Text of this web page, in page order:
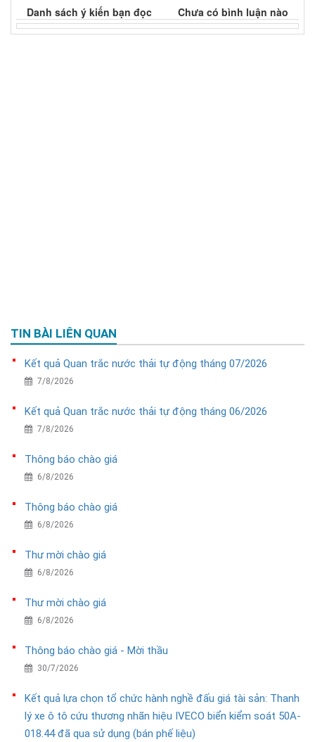
TIN BÀI LIÊN QUAN
Kết quả Quan trắc nước thải tự động tháng 07/2026
7/8/2026
Kết quả Quan trắc nước thải tự động tháng 06/2026
7/8/2026
Thông báo chào giá
6/8/2026
Thông báo chào giá
6/8/2026
Thư mời chào giá
6/8/2026
Thư mời chào giá
6/8/2026
Thông báo chào giá - Mời thầu
30/7/2026
Kết quả lựa chọn tổ chức hành nghề đấu giá tài sản: Thanh
lý xe ô tô cứu thương nhãn hiệu IVECO biển kiểm soát 50A-
018.44 đã qua sử dụng (bán phế liệu)